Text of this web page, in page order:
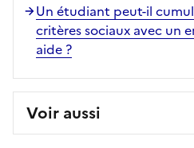
Un étudiant peut-il
critères sociaux avec un
aide ?
Voir aussi